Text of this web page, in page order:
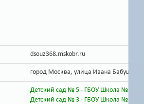
dsouz368.mskobr.ru
город Москва, улица Ивана
Детский сад № 5 - ГБОУ Школа № 199
Детский сад № 3 - ГБОУ Школа № 199